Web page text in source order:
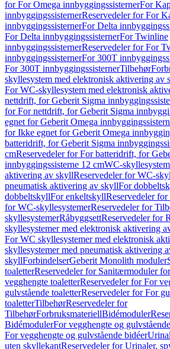
for For Omega innbyggingssisternerFor
innbyggingssisternerReservedeler for For
innbyggingssisternerFor Delta
For Delta innbyggingssisternerFor Twinline
innbyggingssisternerReservedeler for For
innbyggingssisternerFor 300T
For 300T innbyggingssisternerTilbehør
skyllesystem med elektronisk aktivering av
For WC-skyllesystem med elektronisk
nettdrift, for Geberit Sigma
for For nettdrift, for Geberit Sigma
egnet for Geberit Omega
for Ikke egnet for Geberit Omega
batteridrift, for Geberit Sigma
cmReservedeler for For batteridrift, for
innbyggingssisterne 12 cmWC-
aktivering av skyllReservedeler for WC-
pneumatisk aktivering av skyllFor
dobbeltskyllFor enkeltskyllReservedeler
for WC-skyllesystemerReservedeler for
skyllesystemerRåbyggsettReservedeler for
skyllesystemer med elektronisk aktivering
For WC skyllesystemer med elektronisk
skyllesystemer med pneumatisk aktivering
skyllForbindelserGeberit Monolith moduler
toaletterReservedeler for Sanitærmoduler
vegghengte toaletterReservedeler for For
gulvstående toaletterReservedeler for For
toaletterTilbehørReservedeler for
TilbehørForbruksmateriellBidémoduler
BidémodulerFor vegghengte og
For vegghengte og gulvstående bidéer
uten skyllekantReservedeler for Urinaler,